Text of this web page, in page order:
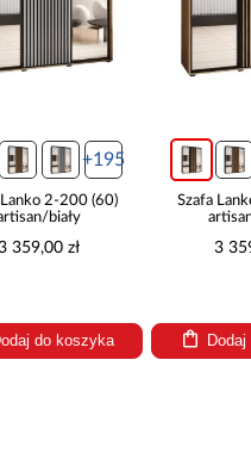
+195
Lanko 2-200 (60)
biały
359,00 zł
do koszyka
Szafa
3